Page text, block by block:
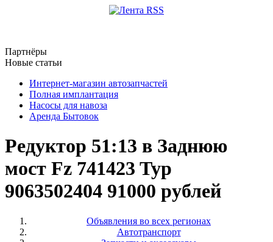
Партнёры
Новые статьи
Интернет-магазин автозапчастей
Полная имплантация
Насосы для навоза
Аренда Бытовок
Редуктор 51:13 в Заднюю
мост Fz 741423 Typ
9063502404 91000 рублей
Объявления во всех регионах
Автотранспорт